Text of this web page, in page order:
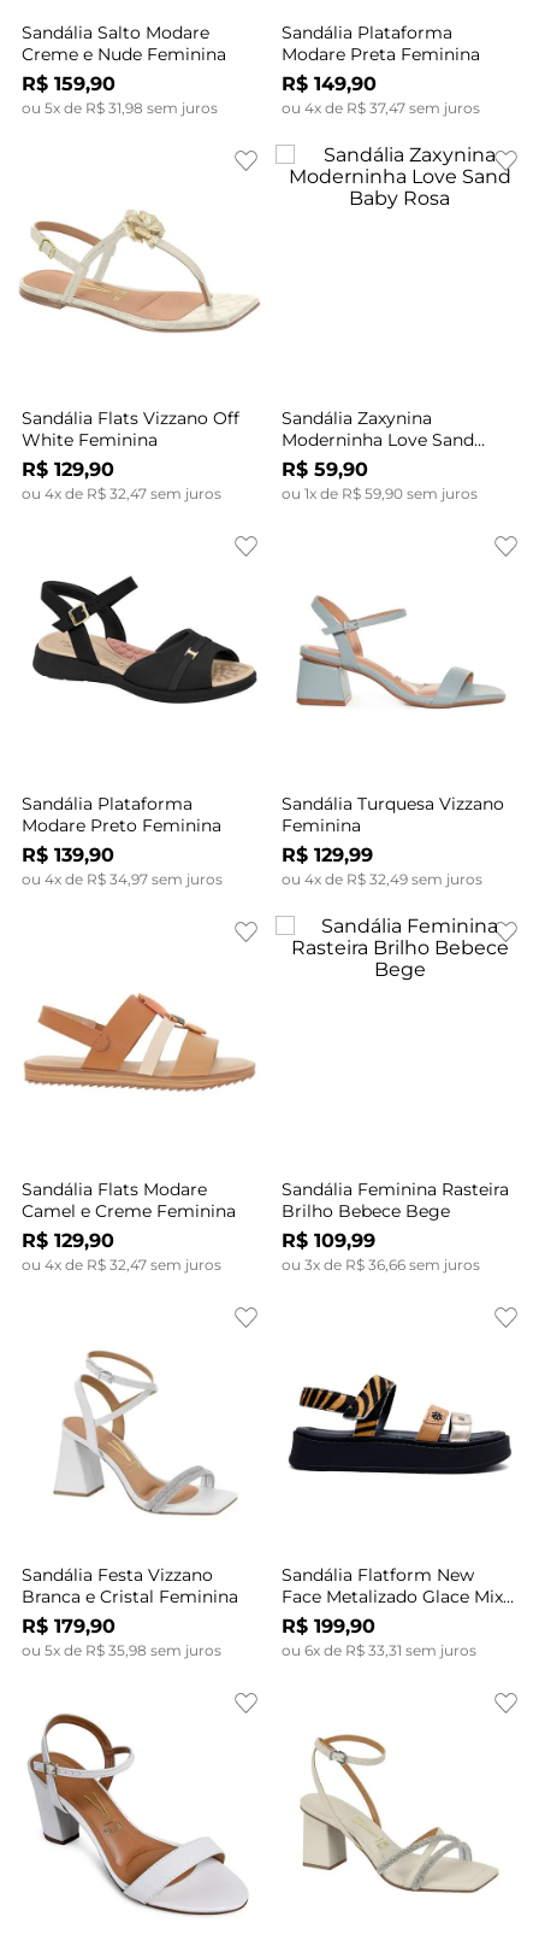
Sandália Salto Modare
Creme e Nude Feminina
R$ 159,90
ou 5x de R$ 31,98 sem juros
Sandália Plataforma
Modare Preta Feminina
R$ 149,90
ou 4x de R$ 37,47sem juros
Sandália Flats Vizzano Off
White Feminina
R$ 129,90
ou 4x de R$ 32,47sem juros
Sandália Zaxynina
Moderninha Love Sand
Baby Rosa
R$ 59,90
ou 1x de R$ 59,90sem juros
Sandália Plataforma
Modare Preto Feminina
R$ 139,90
ou 4x de R$ 34,97sem juros
Sandália Turquesa Vizzano
Feminina
R$ 129,99
ou 4x de R$ 32,49sem juros
Sandália Flats Modare
Camel e Creme Feminina
R$ 129,90
ou 4x de R$ 32,47sem juros
Sandália Feminina Rasteira
Brilho Bebece Bege
R$ 109,99
ou 3x de R$ 36,66sem juros
Sandália Festa Vizzano
Branca e Cristal Feminina
R$ 179,90
ou 5x de R$ 35,98 sem juros
Sandália Flatform New
Face Metalizado Glace Mix
Feminina
R$ 199,90
ou 6x de R$ 33,31 sem juros